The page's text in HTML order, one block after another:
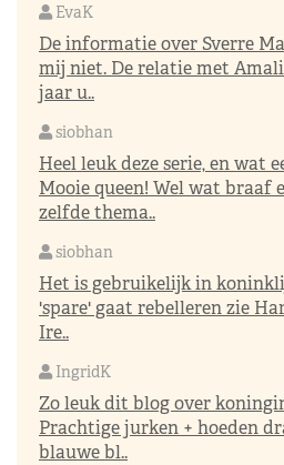
EvaK
De informatie over Sverre
mij niet. De relatie met
jaar u..
siobhan
Heel leuk deze serie, en wat
Mooie queen! Wel wat braaf
zelfde thema..
siobhan
Het is gebruikelijk in
'spare' gaat rebelleren zie
Ire..
IngridK
Zo leuk dit blog over
Prachtige jurken + hoeden
blauwe bl..